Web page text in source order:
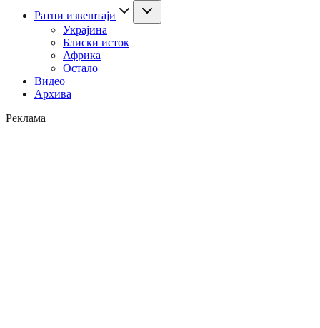
Ратни извештаји
Украјина
Блиски исток
Африка
Остало
Видео
Архива
Реклама